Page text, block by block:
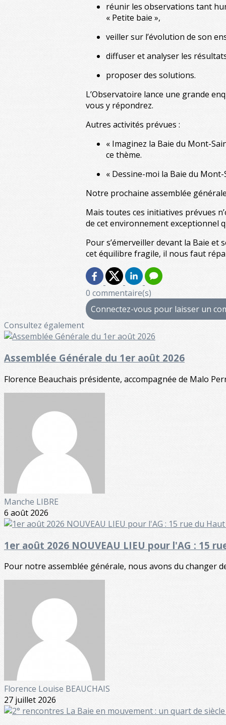
réunir les observations tant
« Petite baie »,
veiller sur l’évolution de son
diffuser et analyser les
proposer des solutions.
L’Observatoire lance une grande
vous y répondrez.
Autres activités prévues :
« Imaginez la Baie du Mont-
ce thème.
« Dessine-moi la Baie du
Notre prochaine assemblée
Mais toutes ces initiatives prévues
de cet environnement exceptionnel
Pour s’émerveiller devant la Baie
cet équilibre fragile, il nous faut
0 commentaire(s)
Connectez-vous pour laisser un
Consultez également
Assemblée Générale du 1er août 2026
Florence Beauchais présidente, accompagnée de Malo
Manche LIBRE
6 août 2026
1er août 2026 NOUVEAU LIEU pour l'AG : 15
Pour notre assemblée générale, nous avons du changer
Florence Louise BEAUCHAIS
27 juillet 2026